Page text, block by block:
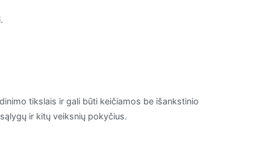
tikslais ir gali būti keičiamos be išankstinio
ir kitų veiksnių pokyčius.